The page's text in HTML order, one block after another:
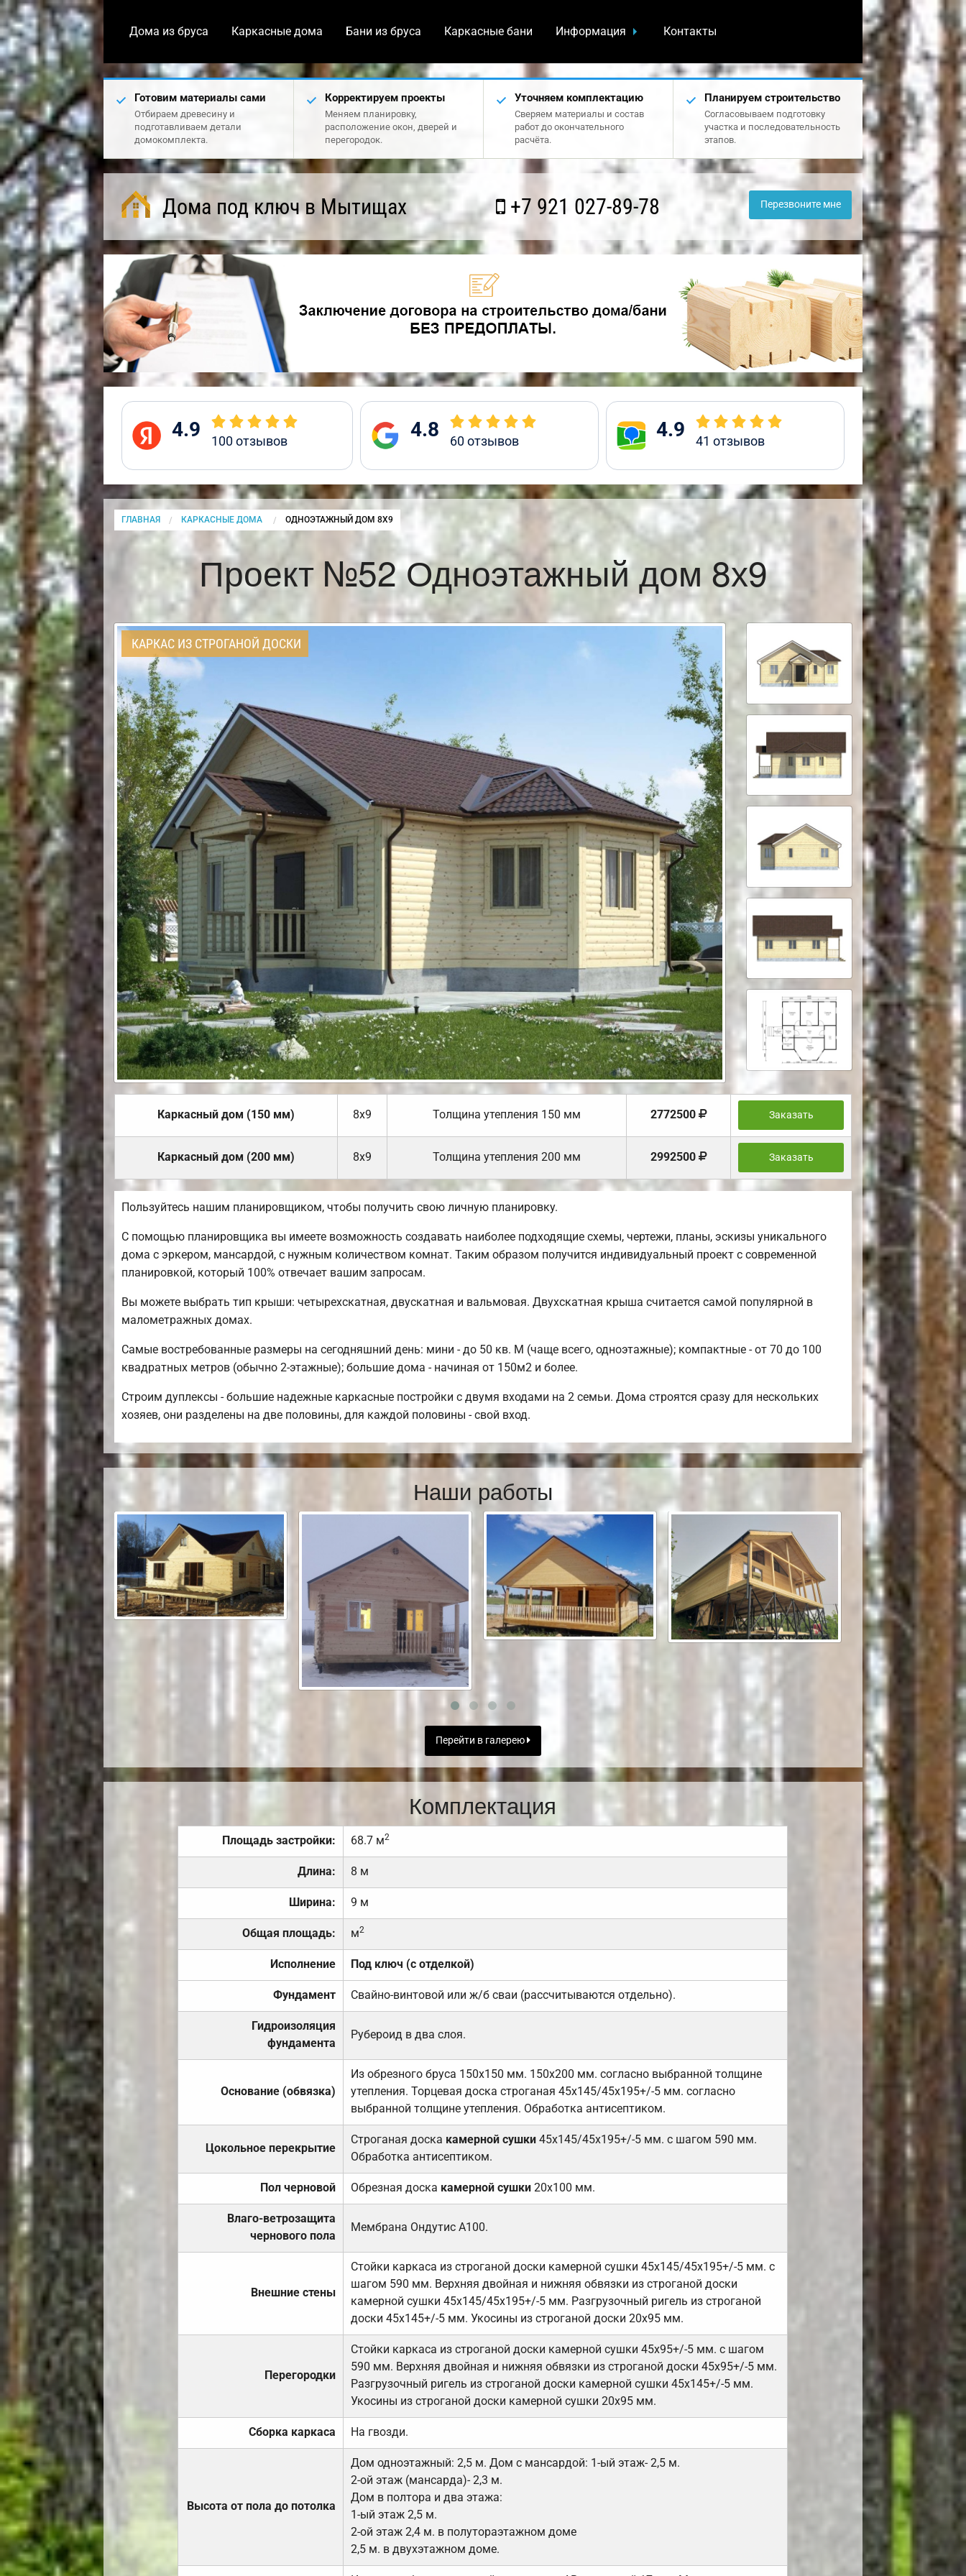
Дома из бруса Каркасные дома Бани из бруса Каркасные бани Информация Контакты
Готовим материалы сами
Отбираем древесину и
подготавливаем детали
домокомплекта.
Корректируем проекты
Меняем планировку,
расположение окон, дверей и
перегородок.
Уточняем комплектацию
Сверяем материалы и состав
работ до окончательного
расчёта.
Планируем строительство
Согласовываем подготовку
участка и последовательность
этапов.
Дома под ключ в Мытищах +7 921 027-89-78 Перезвоните мне
4.9 100отзывов 4.8 60отзывов 4.9 41 отзывов
ГЛАВНАЯ КАРКАСНЫЕ ДОМА CURRENT:
ОДНОЭТАЖНЫЙ ДОМ 8Х9
Проект №52 Одноэтажный дом 8х9
КАРКАС ИЗ СТРОГАНОЙ ДОСКИ
Каркасный дом (150 мм) 8х9 Толщина утепления 150 мм 2772500 Заказать
Каркасный дом (200 мм) 8х9 Толщина утепления 200 мм 2992500 Заказать
Пользуйтесь нашим планировщиком, чтобы получить свою личную планировку.
С помощью планировщика вы имеете возможность создавать наиболее подходящие схемы, чертежи, планы, эскизы уникального
дома с эркером, мансардой, с нужным количеством комнат. Таким образом получится индивидуальный проект с современной
планировкой, который 100% отвечает вашим запросам.
Вы можете выбрать тип крыши: четырехскатная, двускатная и вальмовая. Двухскатная крыша считается самой популярной в
малометражных домах.
Самые востребованные размеры на сегодняшний день: мини - до 50 кв. М (чаще всего, одноэтажные); компактные - от 70 до 100
квадратных метров (обычно 2-этажные); большие дома - начиная от 150м2 и более.
Строим дуплексы - большие надежные каркасные постройки с двумя входами на 2 семьи. Дома строятся сразу для нескольких
хозяев, они разделены на две половины, для каждой половины - свой вход.
Наши работы
Перейти в галерею
Комплектация
Площадь застройки: 68.7 м2
Длина: 8 м
Ширина: 9 м
Общая площадь: м2
Исполнение Под ключ (с отделкой)
Фундамент Свайно-винтовой или ж/б сваи (рассчитываются отдельно).
Гидроизоляция
фундамента
Рубероид в два слоя.
Основание (обвязка)
Из обрезного бруса 150х150 мм. 150х200 мм. согласно выбранной толщине
утепления. Торцевая доска строганая 45х145/45х195+/-5 мм. согласно
выбранной толщине утепления. Обработка антисептиком.
Цокольное перекрытие
Строганая доска камерной сушки 45х145/45х195+/-5 мм. с шагом 590 мм.
Обработка антисептиком.
Пол черновой Обрезная доска камерной сушки20х100 мм.
Влаго-ветрозащита
чернового пола
Мембрана Ондутис А100.
Внешние стены
Стойки каркаса из строганой доски камерной сушки 45х145/45х195+/-5 мм. с
шагом 590 мм. Верхняя двойная и нижняя обвязки из строганой доски
камерной сушки 45х145/45х195+/-5 мм. Разгрузочный ригель из строганой
доски 45х145+/-5 мм. Укосины из строганой доски 20х95 мм.
Перегородки
Стойки каркаса из строганой доски камерной сушки 45х95+/-5 мм. с шагом
590 мм. Верхняя двойная и нижняя обвязки из строганой доски 45х95+/-5 мм.
Разгрузочный ригель из строганой доски камерной сушки 45х145+/-5 мм.
Укосины из строганой доски камерной сушки 20х95 мм.
Сборка каркаса На гвозди.
Высота от пола до потолка
Дом одноэтажный: 2,5 м. Дом с мансардой: 1-ый этаж- 2,5 м.
2-ой этаж (мансарда)- 2,3 м.
Дом в полтора и два этажа:
1-ый этаж 2,5 м.
2-ой этаж 2,4 м. в полутораэтажном доме
2,5 м. в двухэтажном доме.